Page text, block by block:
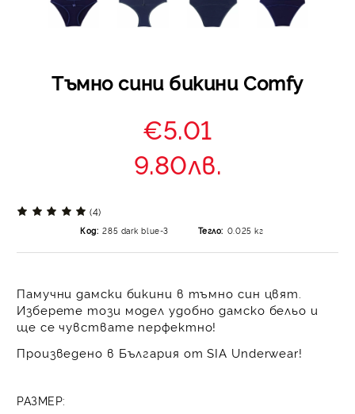
Тъмно сини бикини Comfy
€5.01
9.80лв.
(4)
Код: 285 dark blue-3 Тегло: 0.025 кг
Памучни дамски бикини в тъмно син цвят.
Изберете този модел удобно дамско бельо и
ще се чувствате перфектно!
Произведено в България от SIA Underwear!
РАЗМЕР: